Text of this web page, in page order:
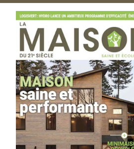
Accueil
Boutique
La Maison du 21e siècle Vol.
La Maison du